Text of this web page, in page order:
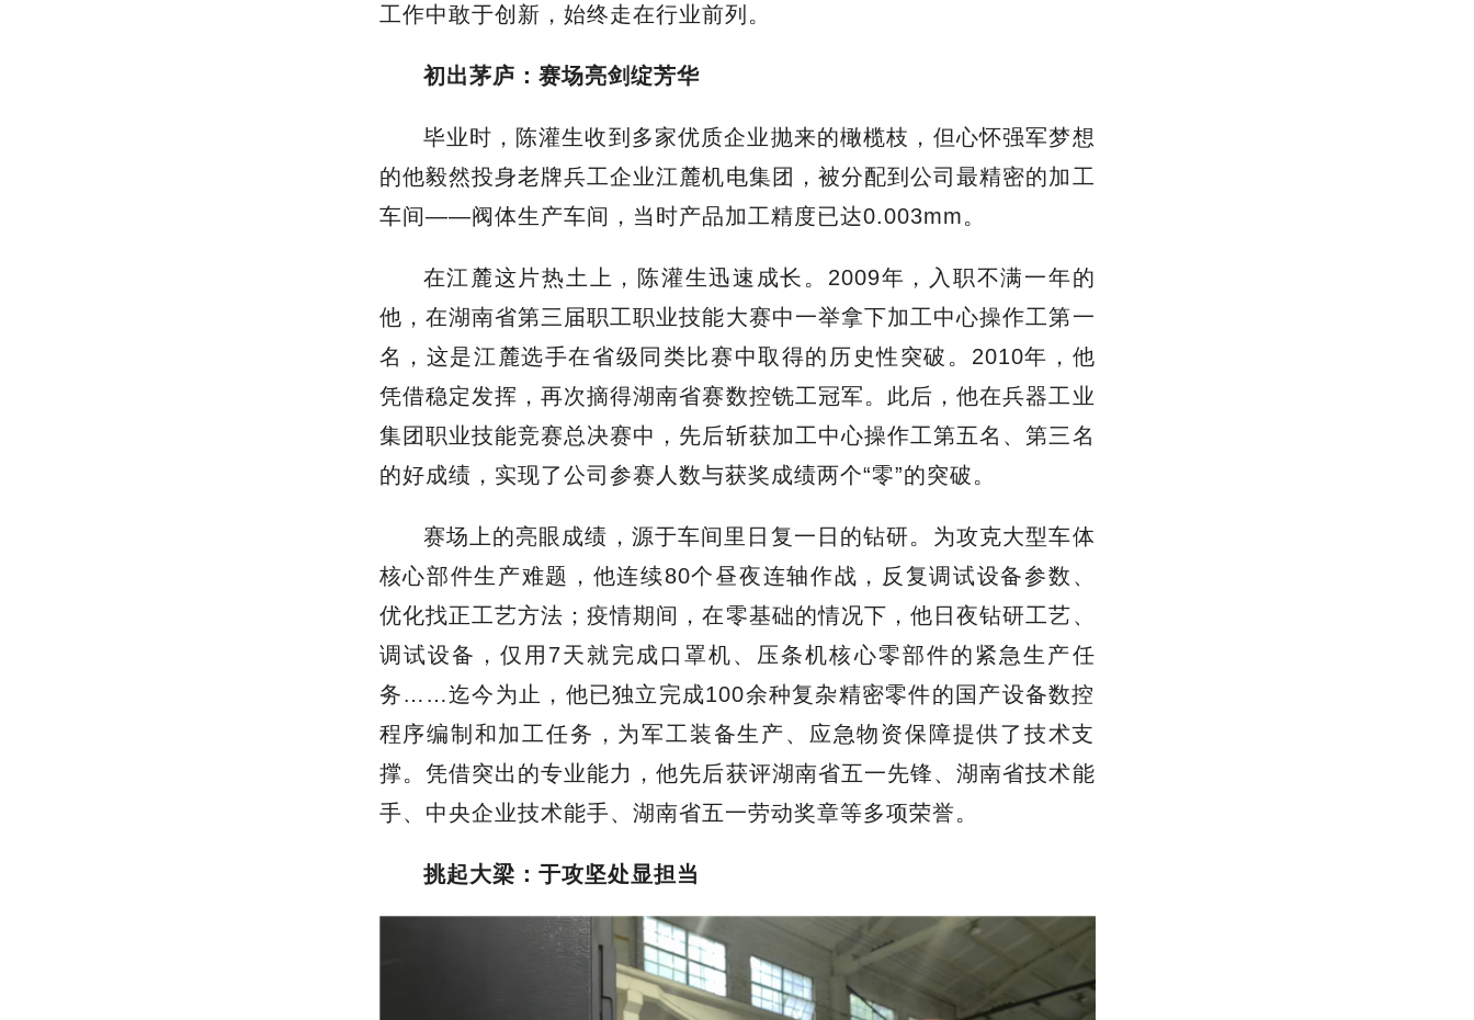
工作中敢于创新，始终走在行业前列。
初出茅庐： 赛场亮剑绽芳华
毕业时，陈灌生收到多家优质企业抛来的橄榄枝，但心怀强军梦想
的他毅然投身老牌兵工企业江麓机电集团，被分配到公司最精密的加工
车间——阀体生产车间，当时产品加工精度已达0.003mm。
在江麓这片热土上，陈灌生迅速成长。2009年，入职不满一年的
他，在湖南省第三届职工职业技能大赛中一举拿下加工中心操作工第一
名，这是江麓选手在省级同类比赛中取得的历史性突破。2010年，他
凭借稳定发挥，再次摘得湖南省赛数控铣工冠军。此后，他在兵器工业
集团职业技能竞赛总决赛中，先后斩获加工中心操作工第五名、第三名
的好成绩，实现了公司参赛人数与获奖成绩两个“零”的突破。
赛场上的亮眼成绩，源于车间里日复一日的钻研。为攻克大型车体
核心部件生产难题，他连续80个昼夜连轴作战，反复调试设备参数、
优化找正工艺方法；疫情期间，在零基础的情况下，他日夜钻研工艺、
调试设备，仅用7天就完成口罩机、压条机核心零部件的紧急生产任
务……迄今为止，他已独立完成100余种复杂精密零件的国产设备数控
程序编制和加工任务，为军工装备生产、应急物资保障提供了技术支
撑。凭借突出的专业能力，他先后获评湖南省五一先锋、湖南省技术能
手、中央企业技术能手、湖南省五一劳动奖章等多项荣誉。
挑起大梁 ： 于攻坚处显担当